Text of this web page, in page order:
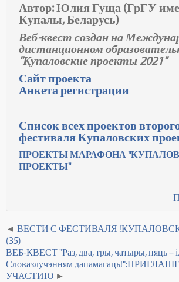
Автор: Юлия Гуща (ГрГУ
Купалы, Беларусь)
Веб-квест создан на
дистанционном
"Купаловские проекты 2021"
Сайт проекта
Анкета регистрации
Список всех проектов
фестиваля Купаловских
ПРОЕКТЫ МАРАФОНА
ПРОЕКТЫ"
ВЕСТИ С ФЕСТИВАЛЯ
(35)
ВЕБ-КВЕСТ "Раз, два, тры, чатыры, пяць –
Словазлучэнням
УЧАСТИЮ